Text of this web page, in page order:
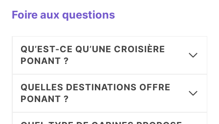
Foire aux questions
QU’EST-CE QU’UNE CROISIÈRE
PONANT ?
QUELLES DESTINATIONS OFFRE
PONANT ?